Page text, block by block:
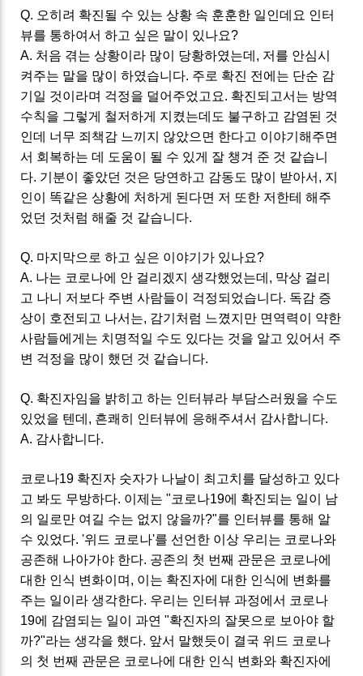
Q. 오히려 확진될 수 있는 상황 속 훈훈한 일인데요 인터
뷰를 통하여서 하고 싶은 말이 있나요?
A. 처음 겪는 상황이라 많이 당황하였는데, 저를 안심시
켜주는 말을 많이 하였습니다. 주로 확진 전에는 단순 감
기일 것이라며 걱정을 덜어주었고요. 확진되고서는 방역
수칙을 그렇게 철저하게 지켰는데도 불구하고 감염된 것
인데 너무 죄책감 느끼지 않았으면 한다고 이야기해주면
서 회복하는 데 도움이 될 수 있게 잘 챙겨 준 것 같습니
다. 기분이 좋았던 것은 당연하고 감동도 많이 받아서, 지
인이 똑같은 상황에 처하게 된다면 저 또한 저한테 해주
었던 것처럼 해줄 것 같습니다.
Q. 마지막으로 하고 싶은 이야기가 있나요?
A. 나는 코로나에 안 걸리겠지 생각했었는데, 막상 걸리
고 나니 저보다 주변 사람들이 걱정되었습니다. 독감 증
상이 호전되고 나서는, 감기처럼 느꼈지만 면역력이 약한
사람들에게는 치명적일 수도 있다는 것을 알고 있어서 주
변 걱정을 많이 했던 것 같습니다.
Q. 확진자임을 밝히고 하는 인터뷰라 부담스러웠을 수도
있었을 텐데, 흔쾌히 인터뷰에 응해주셔서 감사합니다.
A. 감사합니다.
코로나19 확진자 숫자가 나날이 최고치를 달성하고 있다
고 봐도 무방하다. 이제는 "코로나19에 확진되는 일이 남
의 일로만 여길 수는 없지 않을까?"를 인터뷰를 통해 알
수 있었다. '위드 코로나'를 선언한 이상 우리는 코로나와
공존해 나아가야 한다. 공존의 첫 번째 관문은 코로나에
대한 인식 변화이며, 이는 확진자에 대한 인식에 변화를
주는 일이라 생각한다. 우리는 인터뷰 과정에서 코로나
19에 감염되는 일이 과연 "확진자의 잘못으로 보아야 할
까?"라는 생각을 했다. 앞서 말했듯이 결국 위드 코로나
의 첫 번째 관문은 코로나에 대한 인식 변화와 확진자에